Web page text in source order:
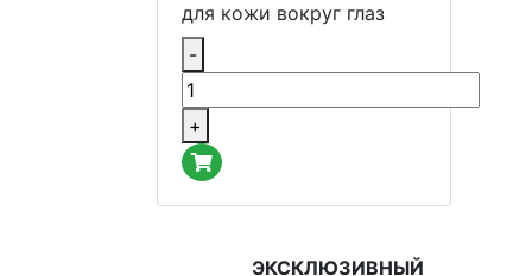
для кожи вокруг глаз
-
+
ЭКСКЛЮЗИВНЫЙ